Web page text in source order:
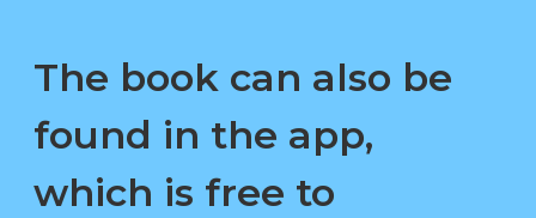
The book can also be
found in the app,
which is free to